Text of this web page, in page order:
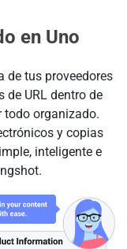
en Uno
de tus proveedores
de URL dentro de
todo organizado.
y copias
inteligente e